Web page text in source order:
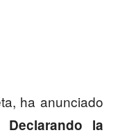
ha anunciado
Declarando la